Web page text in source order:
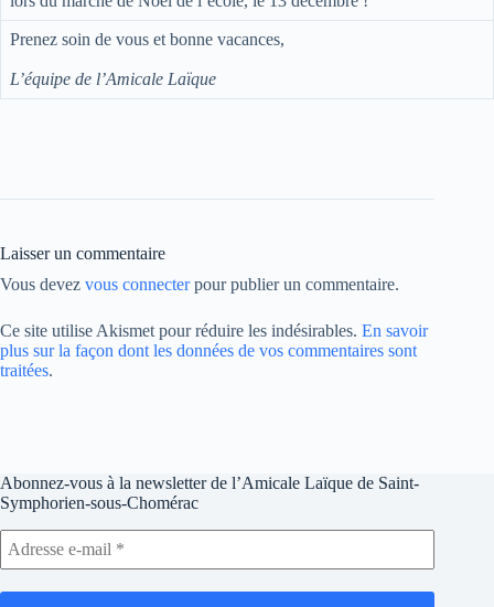
Prenez soin de vous et bonne vacances,
L’équipe de l’Amicale Laïque
Laisser un commentaire
Vous devez vous connecterpour publier un commentaire.
Ce site utilise Akismet pour réduire les indésirables. En savoir
plus sur la façon dont les données de vos commentaires sont
traitées.
Abonnez-vous à la newsletter de l’Amicale Laïque de Saint-
Symphorien-sous-Chomérac